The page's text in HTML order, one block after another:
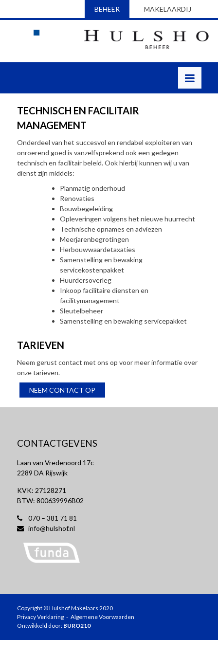
BEHEER MAKELAARDIJ
TECHNISCH EN FACILITAIR
MANAGEMENT
Onderdeel van het succesvol en rendabel exploiteren van
onroerend goed is vanzelfsprekend ook een gedegen
technisch en facilitair beleid. Ook hierbij kunnen wij u van
dienst zijn middels:
Planmatig onderhoud
Renovaties
Bouwbegeleiding
Opleveringen volgens het nieuwe huurrecht
Technische opnames en adviezen
Meerjarenbegrotingen
Herbouwwaardetaxaties
Samenstelling en bewaking
servicekostenpakket
Huurdersoverleg
Inkoop facilitaire diensten en
facilitymanagement
Sleutelbeheer
Samenstelling en bewaking servicepakket
TARIEVEN
Neem gerust contact met ons op voor meer informatie over
onze tarieven.
NEEM CONTACT OP
CONTACTGEVENS
Laan van Vredenoord 17c
2289 DA Rijswijk
KVK: 27128271
BTW: 800639996B02
070 – 381 71 81
info@hulshof.nl
Copyright © Hulshof Makelaars 2020
Privacy Verklaring - Algemene Voorwaarden
Ontwikkeld door: BURO210